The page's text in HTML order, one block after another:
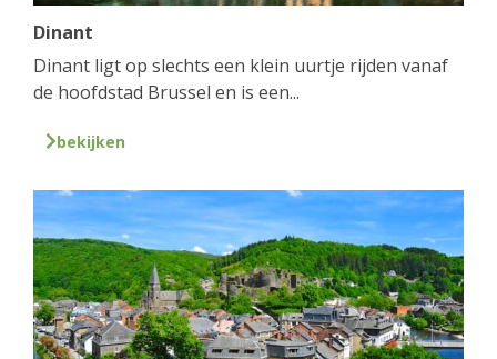
Dinant
Dinant ligt op slechts een klein uurtje rijden vanaf
de hoofdstad Brussel en is een...
bekijken